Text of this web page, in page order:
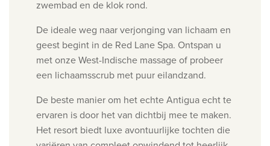
zwembad en de klok rond.
De ideale weg naar verjonging van lichaam en
geest begint in de Red Lane Spa. Ontspan u
met onze West-Indische massage of probeer
een lichaamsscrub met puur eilandzand.
De beste manier om het echte Antigua echt te
ervaren is door het van dichtbij mee te maken.
Het resort biedt luxe avontuurlijke tochten die